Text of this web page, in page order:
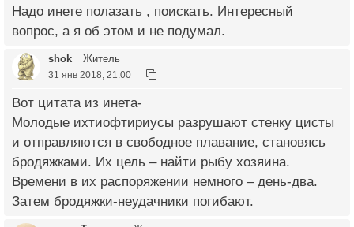
Надо инете полазать , поискать. Интересный
вопрос, а я об этом и не подумал.
shok Житель
31 янв 2018, 21:00
Вот цитата из инета-
Молодые ихтиофтириусы разрушают стенку цисты
и отправляются в свободное плавание, становясь
бродяжками. Их цель – найти рыбу хозяина.
Времени в их распоряжении немного – день-два.
Затем бродяжки-неудачники погибают.